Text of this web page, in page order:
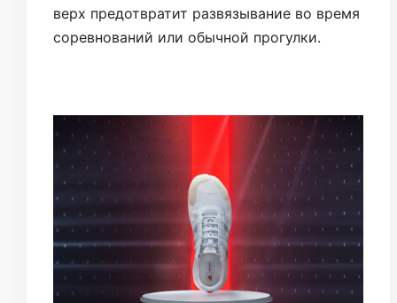
верх предотвратит развязывание во время
соревнований или обычной прогулки.